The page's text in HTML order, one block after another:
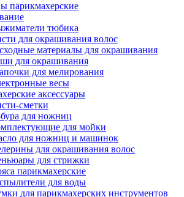
парикмахерские
тюбика
для окрашивания волос
материалы для окрашивания
для окрашивания
для мелирования
весы
аксессуары
сметки
для ножниц
для мойки
для ножниц и машинок
для окрашивания волос
для стрижки
парикмахерские
для воды
для парикмахерских инструментов